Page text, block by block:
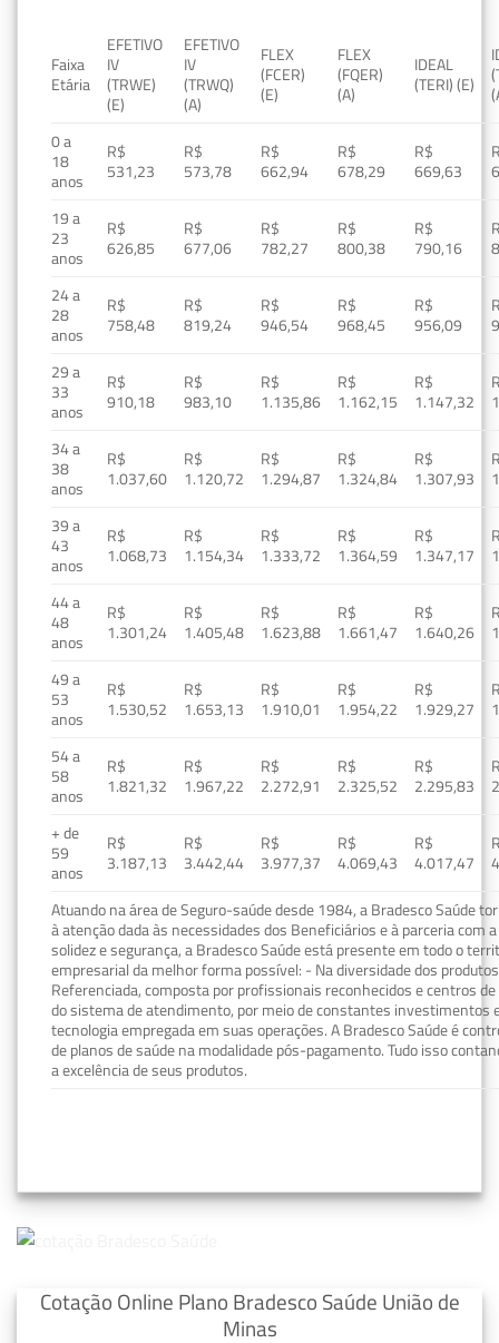
Faixa
Etária
EFETIVO
IV
(TRWE)
(E)
EFETIVO
IV
(TRWQ)
(A)
FLEX
(FCER)
(E)
FLEX
(FQER)
(A)
IDEAL
(TERI) (E)
0 a
18
anos
R$
531,23
R$
573,78
R$
662,94
R$
678,29
R$
669,63
19 a
23
anos
R$
626,85
R$
677,06
R$
782,27
R$
800,38
R$
790,16
24 a
28
anos
R$
758,48
R$
819,24
R$
946,54
R$
968,45
R$
956,09
29 a
33
anos
R$
910,18
R$
983,10
R$
1.135,86
R$
1.162,15
R$
1.147,32
34 a
38
anos
R$
1.037,60
R$
1.120,72
R$
1.294,87
R$
1.324,84
R$
1.307,93
39 a
43
anos
R$
1.068,73
R$
1.154,34
R$
1.333,72
R$
1.364,59
R$
1.347,17
44 a
48
anos
R$
1.301,24
R$
1.405,48
R$
1.623,88
R$
1.661,47
R$
1.640,26
49 a
53
anos
R$
1.530,52
R$
1.653,13
R$
1.910,01
R$
1.954,22
R$
1.929,27
54 a
58
anos
R$
1.821,32
R$
1.967,22
R$
2.272,91
R$
2.325,52
R$
2.295,83
+ de
59
anos
R$
3.187,13
R$
3.442,44
R$
3.977,37
R$
4.069,43
R$
4.017,47
Atuando na área de Seguro-saúde desde 1984, a Bradesco Saúde
à atenção dada às necessidades dos Beneficiários e à parceria com
solidez e segurança, a Bradesco Saúde está presente em todo o
empresarial da melhor forma possível: - Na diversidade dos
Referenciada, composta por profissionais reconhecidos e centros
do sistema de atendimento, por meio de constantes investimentos
tecnologia empregada em suas operações. A Bradesco Saúde é
de planos de saúde na modalidade pós-pagamento. Tudo isso
a excelência de seus produtos.
Cotação Online Plano Bradesco Saúde União de
Minas